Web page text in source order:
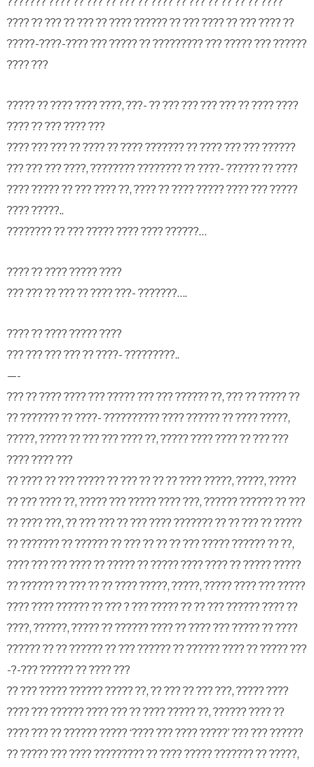
???? ?? ??? ?? ??? ?? ???? ?????? ?? ??? ???? ?? ??? ???? ??
?????-????-???? ??? ????? ?? ????????? ??? ????? ??? ??????
???? ???
????? ?? ???? ???? ????, ???- ?? ??? ??? ??? ??? ?? ???? ????
???? ?? ??? ???? ???
???? ??? ??? ?? ???? ?? ???? ??????? ?? ???? ??? ??? ??????
??? ??? ??? ????, ???????? ???????? ?? ????- ?????? ?? ????
???? ????? ?? ??? ???? ??, ???? ?? ???? ????? ???? ??? ?????
???? ?????..
???????? ?? ??? ????? ???? ???? ??????…
???? ?? ???? ????? ????
??? ??? ?? ??? ?? ???? ???- ???????….
???? ?? ???? ????? ????
??? ??? ??? ??? ?? ????- ?????????..
—-
??? ?? ???? ???? ??? ????? ??? ??? ?????? ??, ??? ?? ????? ??
?? ??????? ?? ????- ?????????? ???? ?????? ?? ???? ?????,
?????, ????? ?? ??? ??? ???? ??, ????? ???? ???? ?? ??? ???
???? ???? ???
?? ???? ?? ??? ????? ?? ??? ?? ?? ?? ???? ?????, ?????, ?????
?? ??? ???? ??, ????? ??? ????? ???? ???, ?????? ?????? ?? ???
?? ???? ???, ?? ??? ??? ?? ??? ???? ??????? ?? ?? ??? ?? ?????
?? ??????? ?? ?????? ?? ??? ?? ?? ?? ??? ????? ?????? ?? ??,
???? ??? ??? ???? ?? ????? ?? ????? ???? ???? ?? ????? ?????
?? ?????? ?? ??? ?? ?? ???? ?????, ?????, ????? ???? ??? ?????
???? ???? ?????? ?? ??? ? ??? ????? ?? ?? ??? ?????? ???? ??
????, ??????, ????? ?? ?????? ???? ?? ???? ??? ????? ?? ????
?????? ?? ?? ?????? ?? ??? ?????? ?? ?????? ???? ?? ????? ???
-?-??? ?????? ?? ???? ???
?? ??? ????? ?????? ????? ??, ?? ??? ?? ??? ???, ????? ????
???? ??? ?????? ???? ??? ?? ???? ????? ??, ?????? ???? ??
???? ??? ?? ?????? ????? ‘???? ??? ???? ?????’ ??? ??? ??????
?? ????? ??? ???? ????????? ?? ???? ????? ??????? ?? ?????,